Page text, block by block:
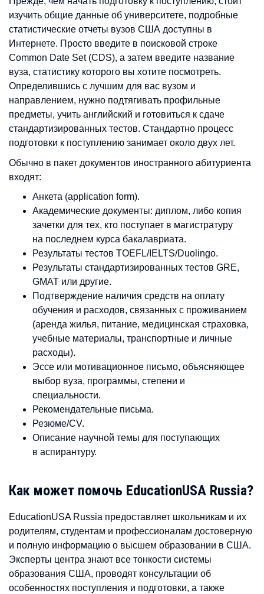
изучить общие данные об университете, подробные
статистические отчеты вузов США доступны в
Интернете. Просто введите в поисковой строке
Common Date Set (CDS), а затем введите название
вуза, статистику которого вы хотите посмотреть.
Определившись с лучшим для вас вузом и
направлением, нужно подтягивать профильные
предметы, учить английский и готовиться к сдаче
стандартизированных тестов. Стандартно процесс
подготовки к поступлению занимает около двух лет.
Обычно в пакет документов иностранного абитуриента
входят:
Анкета (application form).
Академические документы: диплом, либо копия
зачетки для тех, кто поступает в магистратуру
на последнем курса бакалавриата.
Результаты тестов TOEFL/IELTS/Duolingo.
Результаты стандартизированных тестов GRE,
GMAT или другие.
Подтверждение наличия средств на оплату
обучения и расходов, связанных с проживанием
(аренда жилья, питание, медицинская страховка,
учебные материалы, транспортные и личные
расходы).
Эссе или мотивационное письмо, объясняющее
выбор вуза, программы, степени и
специальности.
Рекомендательные письма.
Резюме/CV.
Описание научной темы для поступающих
в аспирантуру.
Как может помочь EducationUSA Russia?
EducationUSA Russia предоставляет школьникам и их
родителям, студентам и профессионалам достоверную
и полную информацию о высшем образовании в США.
Эксперты центра знают все тонкости системы
образования США, проводят консультации об
особенностях поступления и подготовки, а также